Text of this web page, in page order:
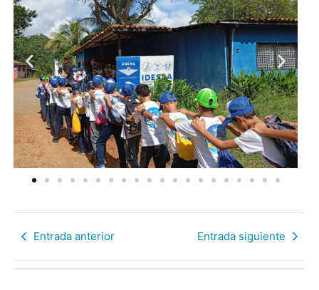
Entrada anterior Entrada siguiente